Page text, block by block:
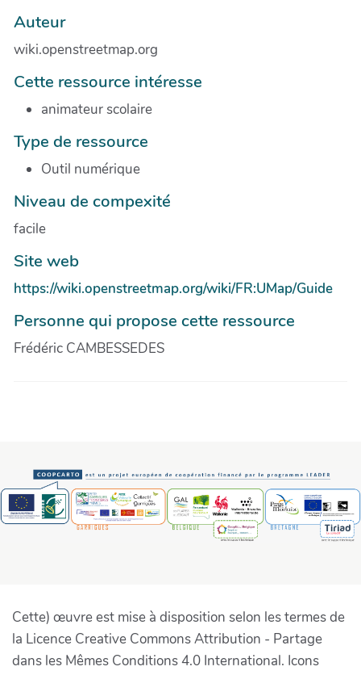
Auteur
wiki.openstreetmap.org
Cette ressource intéresse
animateur scolaire
Type de ressource
Outil numérique
Niveau de compexité
facile
Site web
https://wiki.openstreetmap.org/wiki/FR:UMap/Guide
Personne qui propose cette ressource
Frédéric CAMBESSEDES
Cette) œuvre est mise à disposition selon les termes de
la Licence Creative Commons Attribution - Partage
dans les Mêmes Conditions 4.0 International. Icons